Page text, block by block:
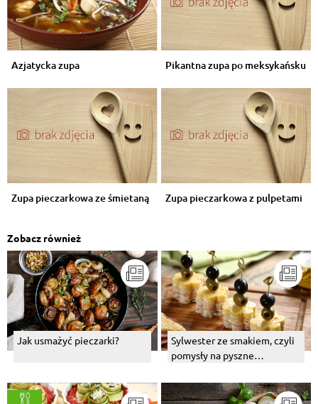
Azjatycka zupa Pikantna zupa po meksykańsku
Zupa pieczarkowa ze śmietaną Zupa pieczarkowa z pulpetami
Zobacz również
Jak usmażyć pieczarki?
Sylwester ze smakiem, czyli
pomysły na pyszne